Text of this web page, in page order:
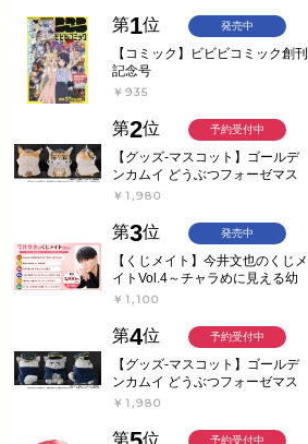
第1位
【コミック】ビビビコミック創刊
記念号
￥935
発売中
第2位
【グッズ-マスコット】ゴールデ
ンカムイ どうぶつフォーゼマス
コット 4.尾形百之助【再販】
￥1,980
予約受付中
第3位
【くじメイト】今井文也のくじメ
イトVol.4～チャラめに見える幼
馴染、実は一途で独占欲が強いん
￥1,100
発売中
第4位
【グッズ-マスコット】ゴールデ
ンカムイ どうぶつフォーゼマス
コット 5.月島軍曹【再販】
￥1,980
予約受付中
第 位 予約受付中